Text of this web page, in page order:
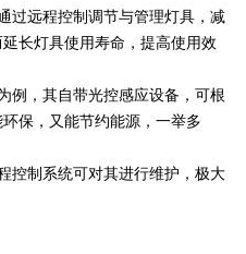
过远程控制调节与管理灯具，减
长灯具使用寿命，提高使用效
例，其自带光控感应设备，可根
保，又能节约能源，一举多
控制系统可对其进行维护，极大